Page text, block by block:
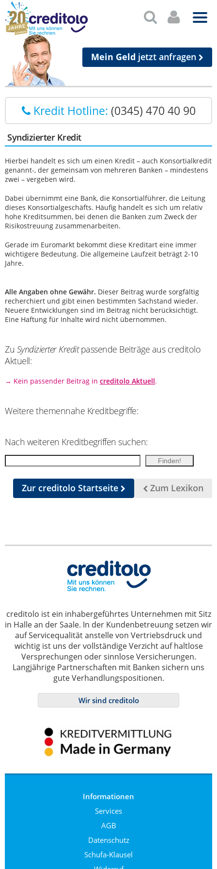
Mein Geld jetzt anfragen
Kredit Hotline: (0345) 470 40 90
Syndizierter Kredit
Hierbei handelt es sich um einen Kredit – auch Konsortialkredit
genannt-, der gemeinsam von mehreren Banken – mindestens
zwei – vergeben wird.
Dabei übernimmt eine Bank, die Konsortialführer, die Leitung
dieses Konsortialgeschäfts. Häufig handelt es sich um relativ
hohe Kreditsummen, bei denen die Banken zum Zweck der
Risikostreuung zusammenarbeiten.
Gerade im Euromarkt bekommt diese Kreditart eine immer
wichtigere Bedeutung. Die allgemeine Laufzeit beträgt 2-10
Jahre.
Alle Angaben ohne Gewähr. Dieser Beitrag wurde sorgfältig
recherchiert und gibt einen bestimmten Sachstand wieder.
Neuere Entwicklungen sind im Beitrag nicht berücksichtigt.
Eine Haftung für Inhalte wird nicht übernommen.
Zu Syndizierter Kreditpassende Beiträge aus creditolo
Aktuell:
→ Kein passender Beitrag in creditolo Aktuell.
Weitere themennahe Kreditbegriffe:
Nach weiteren Kreditbegriffen suchen:
Zum Lexikon
Zur creditolo Startseite
creditolo ist ein inhabergeführtes Unternehmen mit Sitz
in Halle an der Saale. In der Kundenbetreuung setzen wir
auf Servicequalität anstelle von Vertriebsdruck und
wichtig ist uns der vollständige Verzicht auf haltlose
Versprechungen oder sinnlose Versicherungen.
Langjährige Partnerschaften mit Banken sichern uns
gute Verhandlungspositionen.
Wir sind creditolo
Informationen
Services
AGB
Datenschutz
Schufa-Klausel